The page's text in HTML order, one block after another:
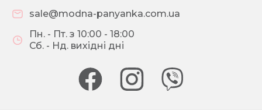
sale@modna-panyanka.com.ua
Пн. - Пт. з 10:00 - 18:00
Сб. - Нд. вихідні дні